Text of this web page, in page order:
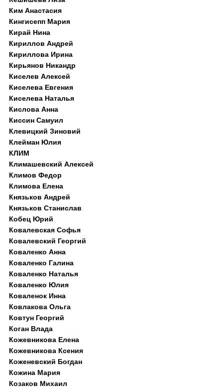
Ким Анастасия
Кингисепп Мария
Кирай Нина
Кириллов Андрей
Кириллова Ирина
Кирьянов Никандр
Киселев Алексей
Киселева Евгения
Киселева Наталья
Кислова Анна
Киссин Самуил
Клевицкий Зиновий
Клейман Юлия
КЛИМ
Климашевский Алексей
Климов Федор
Климова Елена
Князьков Андрей
Князьков Станислав
Кобец Юрий
Ковалевская Софья
Ковалевский Георгий
Коваленко Анна
Коваленко Галина
Коваленко Наталья
Коваленко Юлия
Коваленок Инна
Ковлакова Ольга
Ковтун Георгий
Коган Влада
Кожевникова Елена
Кожевникова Ксения
Коженевский Богдан
Кожина Мария
Козаков Михаил